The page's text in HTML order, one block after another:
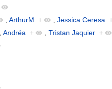
ArthurM + Jessica Ceresa
Andréa + Tristan Jaquier +